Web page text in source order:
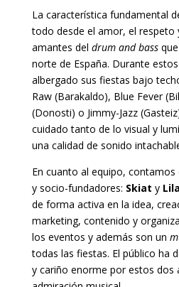
La característica fundamental
todo desde el amor, el respeto
amantes del drum and bassque
norte de España. Durante
albergado sus fiestas bajo
Raw (Barakaldo), Blue Fever
(Donosti) o Jimmy-Jazz
cuidado tanto de lo visual y
una calidad de sonido
En cuanto al equipo, contamos
y socio-fundadores: Skiat y
de forma activa en la idea,
marketing, contenido y
los eventos y además son un
todas las fiestas. El público ha
y cariño enorme por estos dos